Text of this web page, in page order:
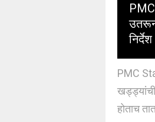
उतरून
निर्देश
PMC
खड्ड्यांची
होताच